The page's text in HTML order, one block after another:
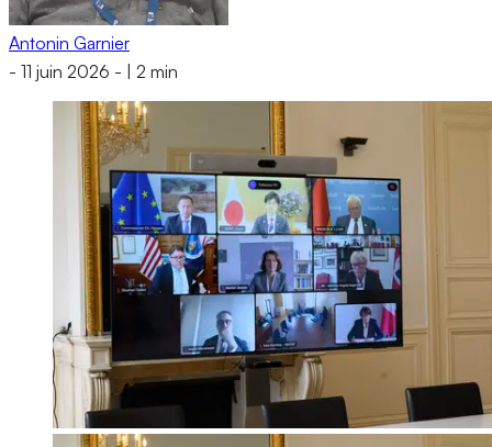
Antonin Garnier
- 11 juin 2026 - 2 min